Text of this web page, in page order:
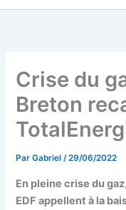
Crise du
Breton
ParGabriel/29/06/2022
En pleine crise du
EDF appellent à la